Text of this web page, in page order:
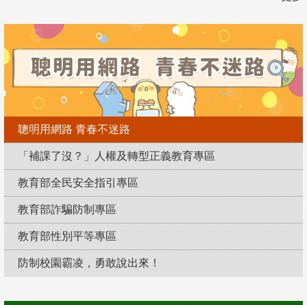
聰明用網路 青春不迷路
「補課了沒？」人權及轉型正義教育專區
教育部全民安全指引專區
教育部詐騙防制專區
教育部性別平等專區
防制校園霸凌，勇敢說出來！